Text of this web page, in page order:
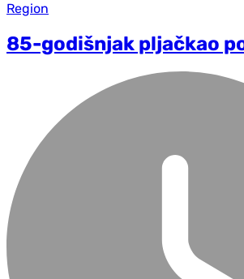
Region
85-godišnjak pljačkao